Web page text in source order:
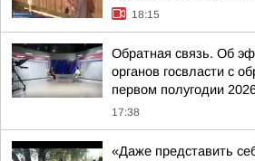
18:15
Обратная связь. Об
органов госвласти с
первом полугодии
17:38
«Даже представить